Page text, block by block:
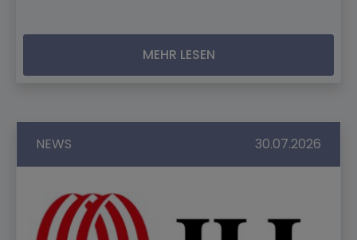
MEHR LESEN
NEWS 30.07.2026